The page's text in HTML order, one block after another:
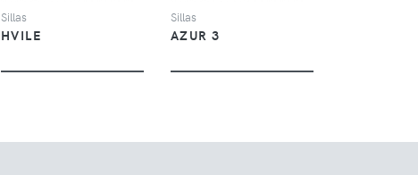
Sillas
HVILE
Sillas
AZUR 3